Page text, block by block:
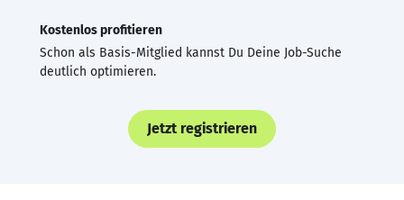
Kostenlos profitieren
Schon als Basis-Mitglied kannst Du Deine Job-Suche
deutlich optimieren.
Jetzt registrieren